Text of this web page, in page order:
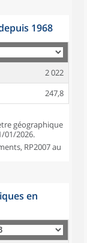
1968
2 022
247,8
géographique
01/2026.
RP2007 au
en